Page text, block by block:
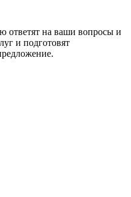
ответят на ваши вопросы и
и подготовят